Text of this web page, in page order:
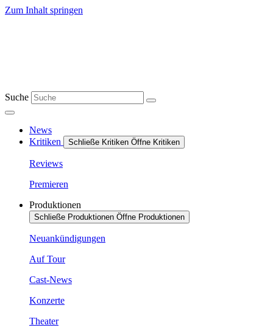
Zum Inhalt springen
Suche
News
Kritiken
Schließe Kritiken Öffne Kritiken
Reviews
Premieren
Produktionen
Schließe Produktionen Öffne Produktionen
Neuankündigungen
Auf Tour
Cast-News
Konzerte
Theater